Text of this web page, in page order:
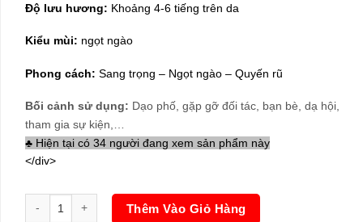
Độ lưu hương: Khoảng 4-6 tiếng trên da
Kiểu mùi: ngọt ngào
Phong cách: Sang trọng – Ngọt ngào – Quyến rũ
Bối cảnh sử dụng: Dạo phố, gặp gỡ đối tác, bạn bè, dạ hội,
tham gia sự kiện,…
♣ Hiện tại có 34 người đang xem sản phẩm này
</div>
Nước Hoa Nữ Lua Meira 50ml số lượng
Thêm Vào Giỏ Hàng